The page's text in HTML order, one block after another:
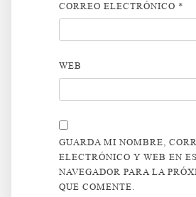
CORREO ELECTRÓNICO *
WEB
GUARDA MI NOMBRE,
ELECTRÓNICO Y WEB EN
NAVEGADOR PARA LA
QUE COMENTE.